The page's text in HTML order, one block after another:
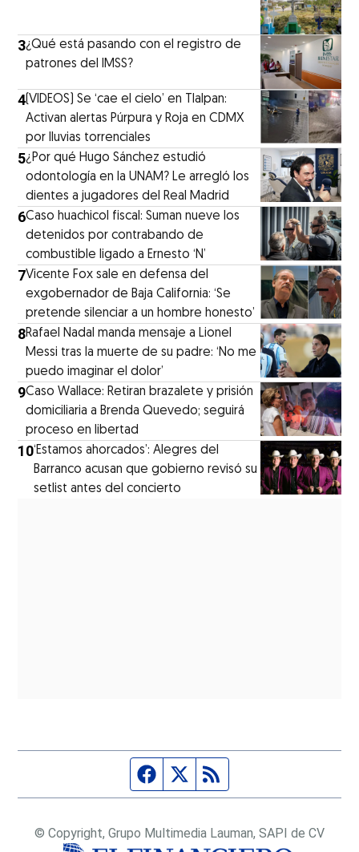
3¿Qué está pasando con el registro de
patrones del IMSS?
4 (VIDEOS) Se ‘cae el cielo’ en Tlalpan:
Activan alertas Púrpura y Roja en CDMX
por lluvias torrenciales
5¿Por qué Hugo Sánchez estudió
odontología en la UNAM? Le arregló los
dientes a jugadores del Real Madrid
6Caso huachicol fiscal: Suman nueve los
detenidos por contrabando de
combustible ligado a Ernesto ‘N’
7Vicente Fox sale en defensa del
exgobernador de Baja California: ‘Se
pretende silenciar a un hombre honesto’
8Rafael Nadal manda mensaje a Lionel
Messi tras la muerte de su padre: ‘No me
puedo imaginar el dolor’
9Caso Wallace: Retiran brazalete y prisión
domiciliaria a Brenda Quevedo; seguirá
proceso en libertad
10‘Estamos ahorcados’: Alegres del
Barranco acusan que gobierno revisó su
setlist antes del concierto
Página de Facebook
Fuente Twitter
© Copyright, Grupo Multimedia Lauman, SAPI de CV